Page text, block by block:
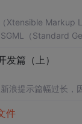
展起源于1996年。当时，出版界巨头和Web业内人士经
准通用标识语言）子集（HML）的建议。该子集专用
发篇（上）
浪提示篇幅过长，
准库，我们可以将
件